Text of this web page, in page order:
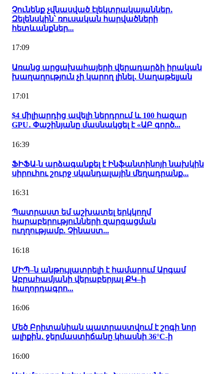
Չունենք չվնասված էլեկտրակայաններ․
Զելենսկին՝ ռուսական հարվածների
հետևանքներ...
17:09
Առանց արցախահայերի վերադարձի իրական
խաղաղություն չի կարող լինել․ Սաղաթելյան
17:01
$4 միլիարդից ավելի ներդրում և 100 հազար
GPU․ Փաշինյանը մասնակցել է «ԱԲ գործ...
16:39
ՖԻՖԱ-ն արձագանքել է Ինֆանտինոյի նախկին
սիրուհու շուրջ սկանդալային մեղադրանք...
16:31
Պատրաստ եմ աշխատել երկկողմ
հարաբերությունների զարգացման
ուղղությամբ. Չինաստ...
16:18
ՄԻՊ–ն անթույլատրելի է համարում Արգամ
Աբրահամյանի վերաբերյալ ՔԿ–ի
հաղորդագրո...
16:06
Մեծ Բրիտանիան պատրաստվում է շոգի նոր
ալիքին․ ջերմաստիճանը կհասնի 36°C-ի
16:00